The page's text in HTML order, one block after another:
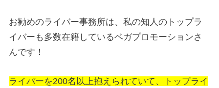
お勧めのライバー事務所は、私の知人のトップラ
イバーも多数在籍しているベガプロモーションさ
んです！
ライバーを200名以上抱えられていて、トップライ